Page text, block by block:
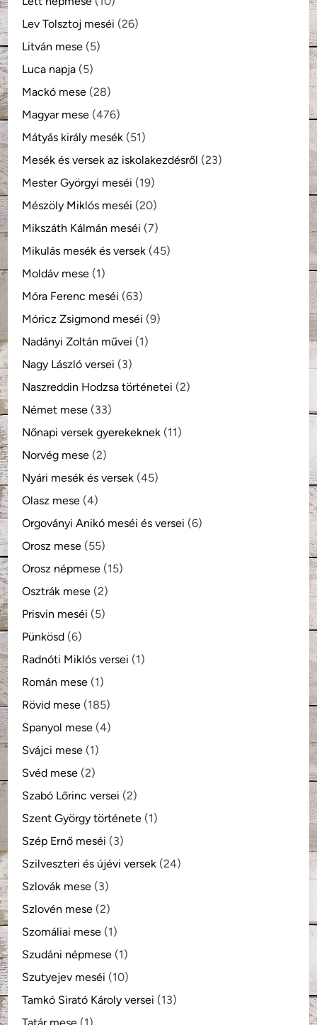
Lev Tolsztoj meséi (26)
Litván mese (5)
Luca napja (5)
Mackó mese (28)
Magyar mese (476)
Mátyás király mesék (51)
Mesék és versek az iskolakezdésről (23)
Mester Györgyi meséi (19)
Mészöly Miklós meséi (20)
Mikszáth Kálmán meséi (7)
Mikulás mesék és versek (45)
Moldáv mese (1)
Móra Ferenc meséi (63)
Móricz Zsigmond meséi (9)
Nadányi Zoltán művei (1)
Nagy László versei (3)
Naszreddin Hodzsa történetei (2)
Német mese (33)
Nőnapi versek gyerekeknek (11)
Norvég mese (2)
Nyári mesék és versek (45)
Olasz mese (4)
Orgoványi Anikó meséi és versei (6)
Orosz mese (55)
Orosz népmese (15)
Osztrák mese (2)
Prisvin meséi (5)
Pünkösd (6)
Radnóti Miklós versei (1)
Román mese (1)
Rövid mese (185)
Spanyol mese (4)
Svájci mese (1)
Svéd mese (2)
Szabó Lőrinc versei (2)
Szent György története (1)
Szép Ernő meséi (3)
Szilveszteri és újévi versek (24)
Szlovák mese (3)
Szlovén mese (2)
Szomáliai mese (1)
Szudáni népmese (1)
Szutyejev meséi (10)
Tamkó Sirató Károly versei (13)
Tatár mese (1)